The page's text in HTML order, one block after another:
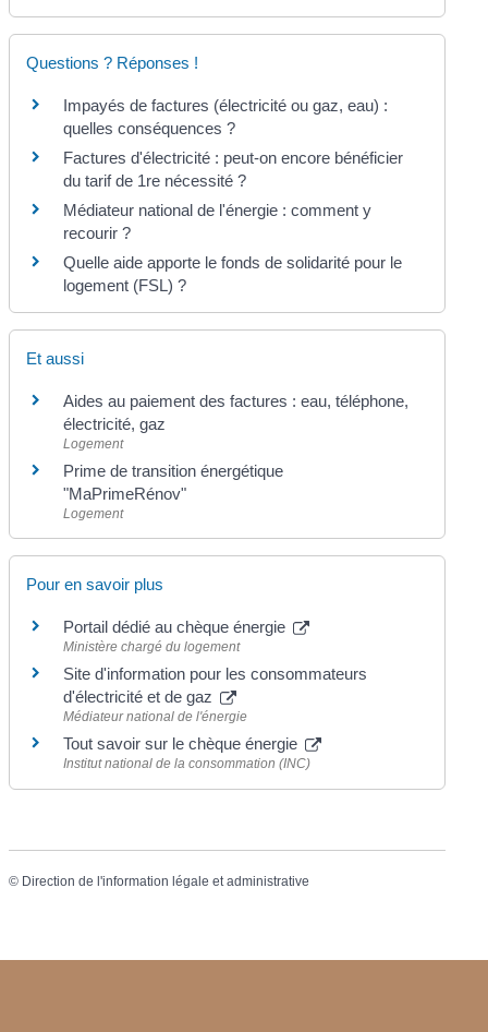
Questions ? Réponses !
Impayés de factures (électricité ou gaz, eau) :
quelles conséquences ?
Factures d'électricité : peut-on encore bénéficier
du tarif de 1re nécessité ?
Médiateur national de l'énergie : comment y
recourir ?
Quelle aide apporte le fonds de solidarité pour le
logement (FSL) ?
Et aussi
Aides au paiement des factures : eau, téléphone,
électricité, gaz
Logement
Prime de transition énergétique
"MaPrimeRénov"
Logement
Pour en savoir plus
Portail dédié au chèque énergie
Ministère chargé du logement
Site d'information pour les consommateurs
d'électricité et de gaz
Médiateur national de l'énergie
Tout savoir sur le chèque énergie
Institut national de la consommation (INC)
© Direction de l'information légale et administrative